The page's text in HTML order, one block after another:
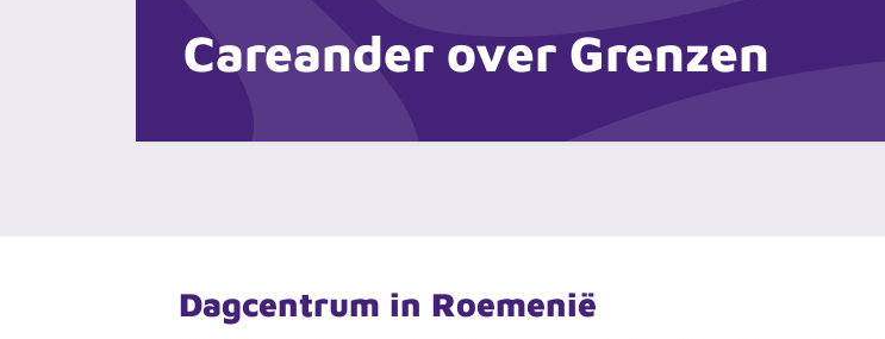
Careander over Grenzen
Dagcentrum in Roemenië